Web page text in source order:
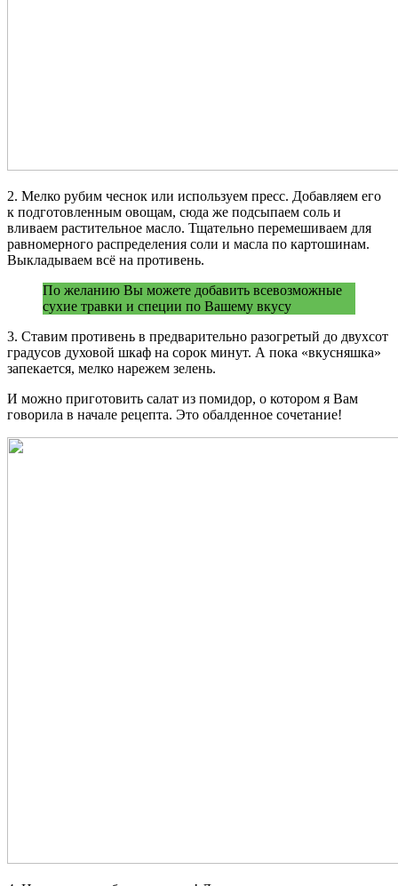
2. Мелко рубим чеснок или используем пресс. Добавляем его
к подготовленным овощам, сюда же подсыпаем соль и
вливаем растительное масло. Тщательно перемешиваем для
равномерного распределения соли и масла по картошинам.
Выкладываем всё на противень.
По желанию Вы можете добавить всевозможные
сухие травки и специи по Вашему вкусу
3. Ставим противень в предварительно разогретый до двухсот
градусов духовой шкаф на сорок минут. А пока «вкусняшка»
запекается, мелко нарежем зелень.
И можно приготовить салат из помидор, о котором я Вам
говорила в начале рецепта. Это обалденное сочетание!